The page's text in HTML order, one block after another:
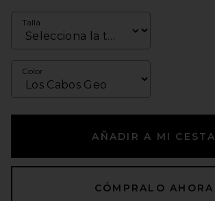
Talla
Color
AÑADIR A MI CESTA
CÓMPRALO AHORA